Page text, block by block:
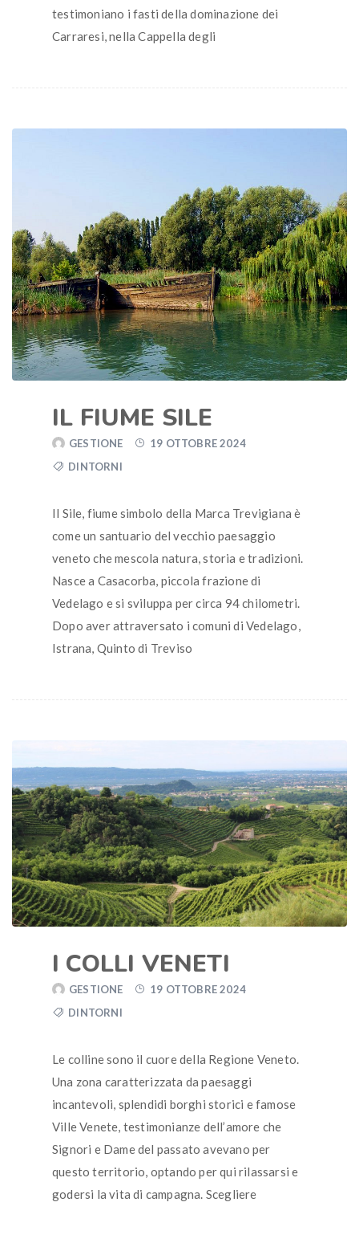
testimoniano i fasti della dominazione dei
Carraresi, nella Cappella degli
IL FIUME SILE
GESTIONE
19 OTTOBRE 2024
DINTORNI
Il Sile, fiume simbolo della Marca Trevigiana è
come un santuario del vecchio paesaggio
veneto che mescola natura, storia e tradizioni.
Nasce a Casacorba, piccola frazione di
Vedelago e si sviluppa per circa 94 chilometri.
Dopo aver attraversato i comuni di Vedelago,
Istrana, Quinto di Treviso
I COLLI VENETI
GESTIONE
19 OTTOBRE 2024
DINTORNI
Le colline sono il cuore della Regione Veneto.
Una zona caratterizzata da paesaggi
incantevoli, splendidi borghi storici e famose
Ville Venete, testimonianze dell’amore che
Signori e Dame del passato avevano per
questo territorio, optando per qui rilassarsi e
godersi la vita di campagna. Scegliere